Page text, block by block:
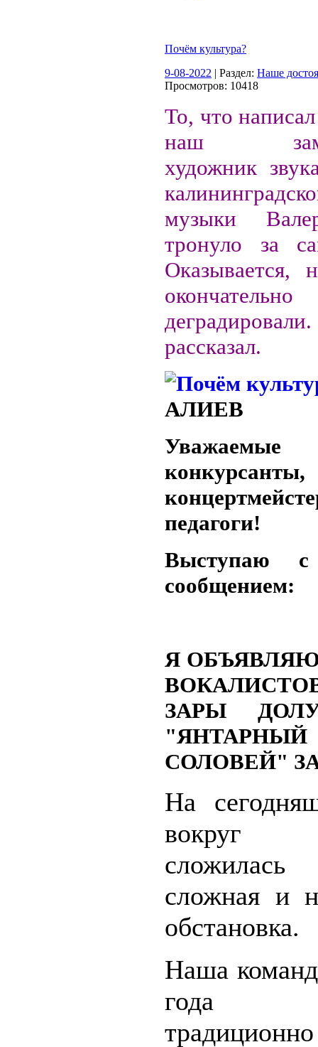
Почём культура?
9-08-2022 | Раздел: Наше
Просмотров: 10418
То, что
наш
художник
музыки
тронуло за
Оказывается,
окончательно
рассказал.
АЛИЕВ
Уважаемые
конкурсанты,
педагоги!
Выступаю с
сообщением:
Я
ЗАРЫ
"ЯНТАРНЫЙ
СОЛОВЕЙ"
На
вокруг
сложная и
обстановка.
Наша
года
традиционно